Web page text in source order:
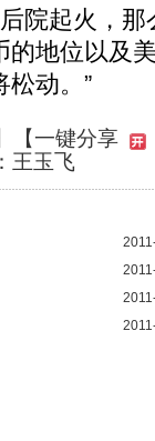
起火，那
地位以及
松动。”
【一键分享
王玉飞